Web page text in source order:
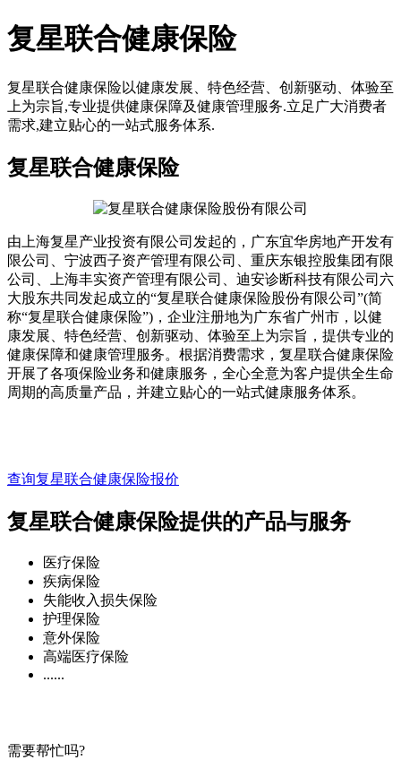
复星联合健康保险
复星联合健康保险以健康发展、特色经营、创新驱动、体验至
上为宗旨,专业提供健康保障及健康管理服务.立足广大消费者
需求,建立贴心的一站式服务体系.
复星联合健康保险
由上海复星产业投资有限公司发起的，广东宜华房地产开发有
限公司、宁波西子资产管理有限公司、重庆东银控股集团有限
公司、上海丰实资产管理有限公司、迪安诊断科技有限公司六
大股东共同发起成立的“复星联合健康保险股份有限公司”(简
称“复星联合健康保险”)，企业注册地为广东省广州市，以健
康发展、特色经营、创新驱动、体验至上为宗旨，提供专业的
健康保障和健康管理服务。根据消费需求，复星联合健康保险
开展了各项保险业务和健康服务，全心全意为客户提供全生命
周期的高质量产品，并建立贴心的一站式健康服务体系。
查询复星联合健康保险报价
复星联合健康保险提供的产品与服务
医疗保险
疾病保险
失能收入损失保险
护理保险
意外保险
高端医疗保险
......
需要帮忙吗?